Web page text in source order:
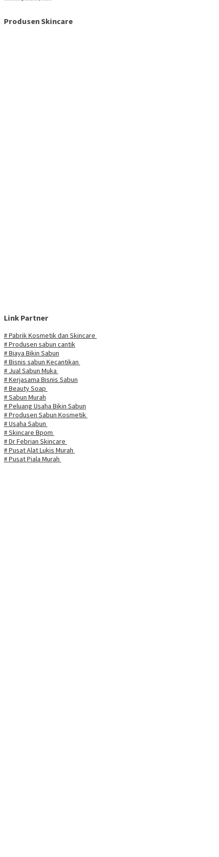
Produsen Skincare
Link Partner
# Pabrik Kosmetik dan Skincare
# Produsen sabun cantik
# Biaya Bikin Sabun
# Bisnis sabun Kecantikan
# Jual Sabun Muka
# Kerjasama Bisnis Sabun
# Beauty Soap
# Sabun Murah
# Peluang Usaha Bikin Sabun
# Produsen Sabun Kosmetik
# Usaha Sabun
# Skincare Bpom
# Dr Febrian Skincare
# Pusat Alat Lukis Murah
# Pusat Piala Murah